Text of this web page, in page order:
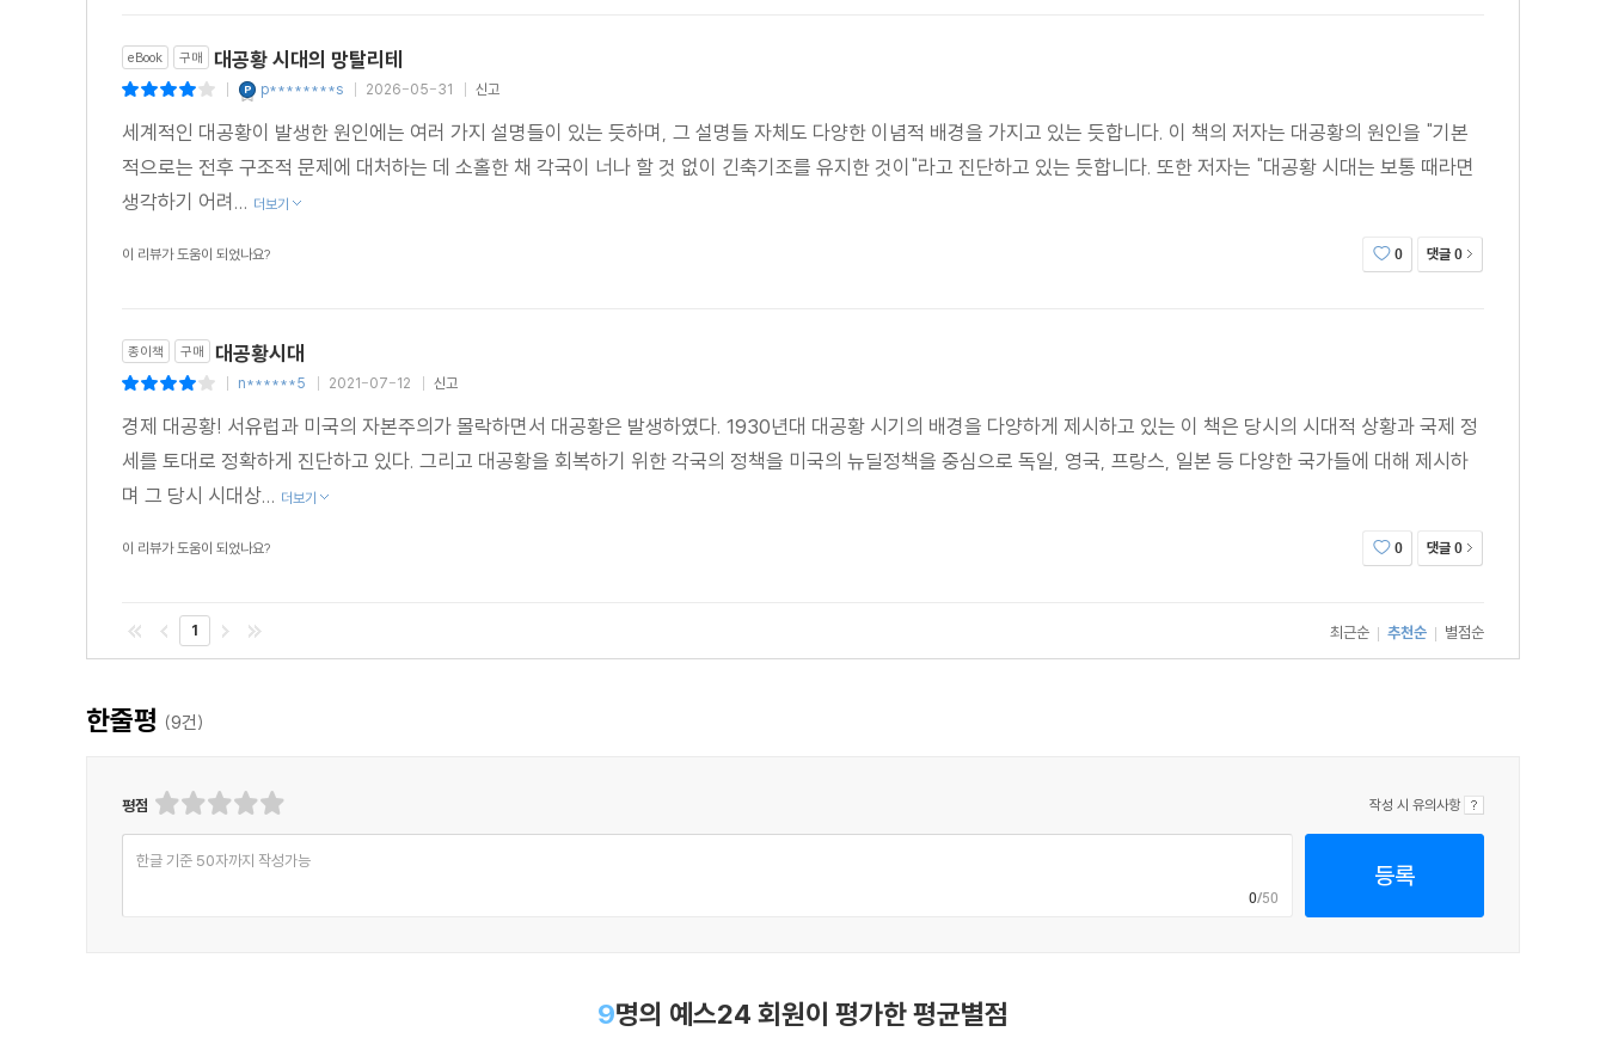
eBook 구매 대공황 시대의 망탈리테
p********s 2026-05-31 신고
세계적인 대공황이 발생한 원인에는 여러 가지 설명들이 있는 듯하며, 그 설명들 자체도 다양한 이념적 배경을 가지고 있는 듯합니다. 이 책의 저자는 대공황의 원인을 "기본
적으로는 전후 구조적 문제에 대처하는 데 소홀한 채 각국이 너나 할 것 없이 긴축기조를 유지한 것이"라고 진단하고 있는 듯합니다. 또한 저자는 "대공황 시대는 보통 때라면
생각하기 어려... 더보기
이 리뷰가 도움이 되었나요? 0 댓글 0
종이책 구매 대공황시대
n******5 2021-07-12 신고
경제 대공황! 서유럽과 미국의 자본주의가 몰락하면서 대공황은 발생하였다. 1930년대 대공황 시기의 배경을 다양하게 제시하고 있는 이 책은 당시의 시대적 상황과 국제 정
세를 토대로 정확하게 진단하고 있다. 그리고 대공황을 회복하기 위한 각국의 정책을 미국의 뉴딜정책을 중심으로 독일, 영국, 프랑스, 일본 등 다양한 국가들에 대해 제시하
며 그 당시 시대상... 더보기
이 리뷰가 도움이 되었나요? 0 댓글 0
1 최근순 추천순 별점순
한줄평 (9건)
평점 작성 시 유의사항
한글 기준 50자까지 작성가능
0/50
등록
9명의 예스24 회원이 평가한 평균별점